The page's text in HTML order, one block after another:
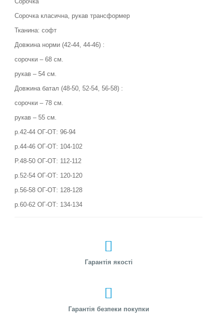
Сорочка класична, рукав трансформер
Тканина: софт
Довжина норми (42-44, 44-46) :
сорочки – 68 см.
рукав – 54 см.
Довжина батал (48-50, 52-54, 56-58) :
сорочки – 78 см.
рукав – 55 см.
р.42-44 ОГ-ОТ: 96-94
р.44-46 ОГ-ОТ: 104-102
Р.48-50 ОГ-ОТ: 112-112
р.52-54 ОГ-ОТ: 120-120
р.56-58 ОГ-ОТ: 128-128
р.60-62 ОГ-ОТ: 134-134
Гарантія якості
Гарантія безпеки покупки